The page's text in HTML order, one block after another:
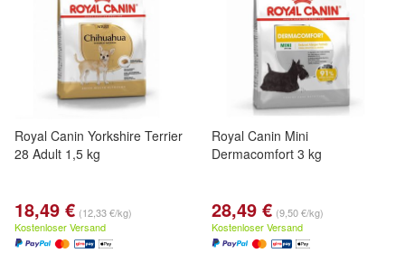
Royal Canin Yorkshire Terrier
28 Adult 1,5 kg
18,49 € (12,33 €/kg)
Kostenloser Versand
Royal Canin Mini
Dermacomfort 3 kg
28,49 € (9,50 €/kg)
Kostenloser Versand